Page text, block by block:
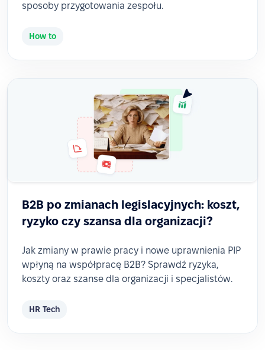
sposoby przygotowania zespołu.
How to
B2B po zmianach legislacyjnych: koszt,
ryzyko czy szansa dla organizacji?
Jak zmiany w prawie pracy i nowe uprawnienia PIP
wpłyną na współpracę B2B? Sprawdź ryzyka,
koszty oraz szanse dla organizacji i specjalistów.
HR Tech